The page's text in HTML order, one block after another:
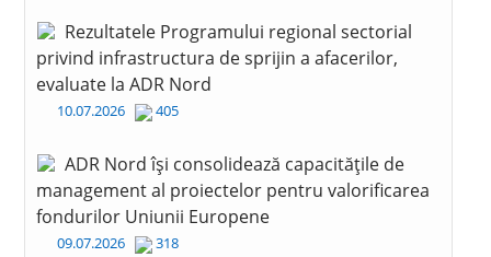
Rezultatele Programului regional sectorial
privind infrastructura de sprijin a afacerilor,
evaluate la ADR Nord
10.07.2026 405
ADR Nord își consolidează capacitățile de
management al proiectelor pentru valorificarea
fondurilor Uniunii Europene
09.07.2026 318